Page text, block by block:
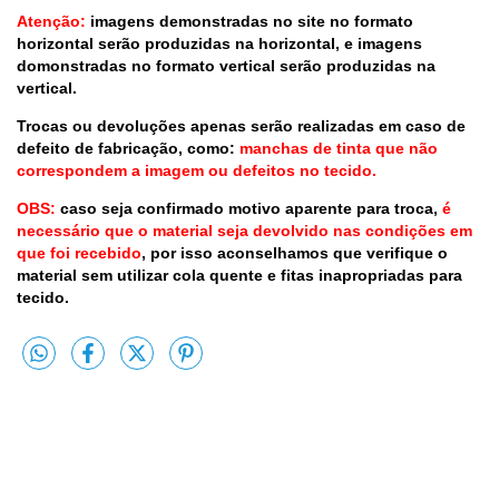
Atenção: imagens demonstradas no site no formato
horizontal serão produzidas na horizontal, e imagens
domonstradas no formato vertical serão produzidas na
vertical.
Trocas ou devoluções apenas serão realizadas em caso de
defeito de fabricação, como: manchas de tinta que não
correspondem a imagem ou defeitos no tecido.
OBS: caso seja confirmado motivo aparente para troca, é
necessário que o material seja devolvido nas condições em
que foi recebido, por isso aconselhamos que verifique o
material sem utilizar cola quente e fitas inapropriadas para
tecido.